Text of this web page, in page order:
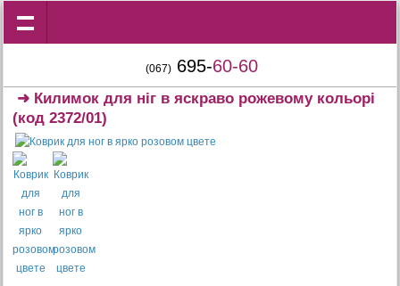
(067) 695-60-60
➜ Килимок для ніг в яскраво рожевому кольорі
(код 2372/01)